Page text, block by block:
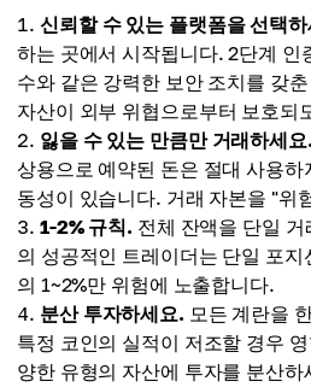
신뢰할 수 있는 플랫폼을 선택
하는 곳에서 시작됩니다. 2단계 인
수와 같은 강력한 보안 조치를 갖
자산이 외부 위협으로부터 보호되
잃을 수 있는 만큼만 거래하세요.
상용으로 예약된 돈은 절대 사용
동성이 있습니다. 거래 자본을 "위
1-2% 규칙. 전체 잔액을 단일
의 성공적인 트레이더는 단일 포
의 1~2%만 위험에 노출합니다.
분산 투자하세요. 모든 계란을
특정 코인의 실적이 저조할 경우
양한 유형의 자산에 투자를 분산하